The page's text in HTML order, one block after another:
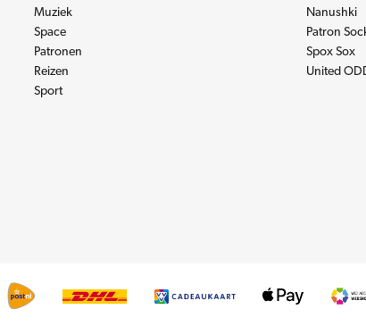
Muziek
Space
Patronen
Reizen
Sport
Nanushki
Patron
Spox Sox
United